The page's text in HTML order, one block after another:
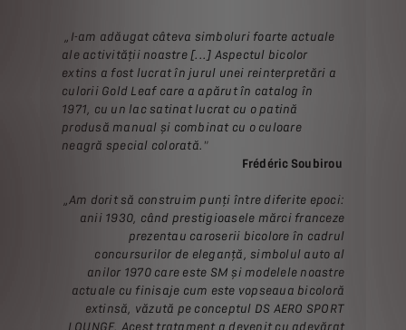
„I-am adăugat câteva simboluri foarte actuale
ale activității noastre [...] Aspectul bicolor
extins a fost lucrat în jurul unei reinterpretări a
culorii Gold Leaf care a apărut în catalog în
1971, cu un lac satinat lucrat cu o patină
produsă manual și combinat cu o culoare
neagră special colorată."
Frédéric Soubirou
„Am dorit să construim punți între diferite epoci:
anii 1930, când prestigioasele mărci franceze
prezentau caroserii bicolore în cadrul
concursurilor de eleganță, simbolul auto al
anilor 1970 care este SM și modelele noastre
actuale cu finisaje cum este vopseaua bicoloră
extinsă, văzută pe conceptul DS AERO SPORT
LOUNGE. Acest tratament a devenit cu adevărat